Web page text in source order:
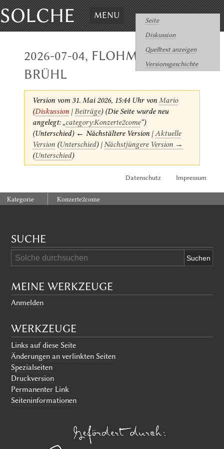
SOLCHE MENU
Seite
Diskussion
Quelltext anzeigen
Versionsgeschichte
2026-07-04, FLOHMARKT,
BRÜHL
Version vom 31. Mai 2026, 15:44 Uhr von Mario
(Diskussion|Beiträge) (Die Seite wurde neu
angelegt: „category:Konzerte2come“)
(Unterschied) ← Nächstältere Version |Aktuelle
Version(Unterschied) |Nächstjüngere Version →
(Unterschied)
Datenschutz Impressum
Kategorie Konzerte2come
SUCHE
MEINE WERKZEUGE
Anmelden
WERKZEUGE
Links auf diese Seite
Änderungen an verlinkten Seiten
Spezialseiten
Druckversion
Permanenter Link
Seiten­informationen